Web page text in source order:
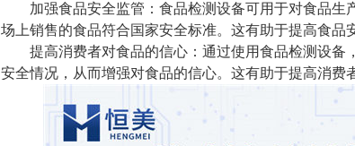
加强食品安全监管：食品检测设备可用于对食品
场上销售的食品符合国家安全标准。这有助于提高食品
提高消费者对食品的信心：通过使用食品检测设备
安全情况，从而增强对食品的信心。这有助于提高消费